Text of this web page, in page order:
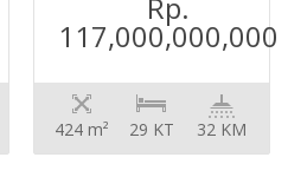
117,000,000,000
424 m² 29 KT 32 KM